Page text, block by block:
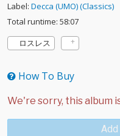
Label: Decca (UMO) (Classics)
Total runtime: 58:07
ロスレス
How To Buy